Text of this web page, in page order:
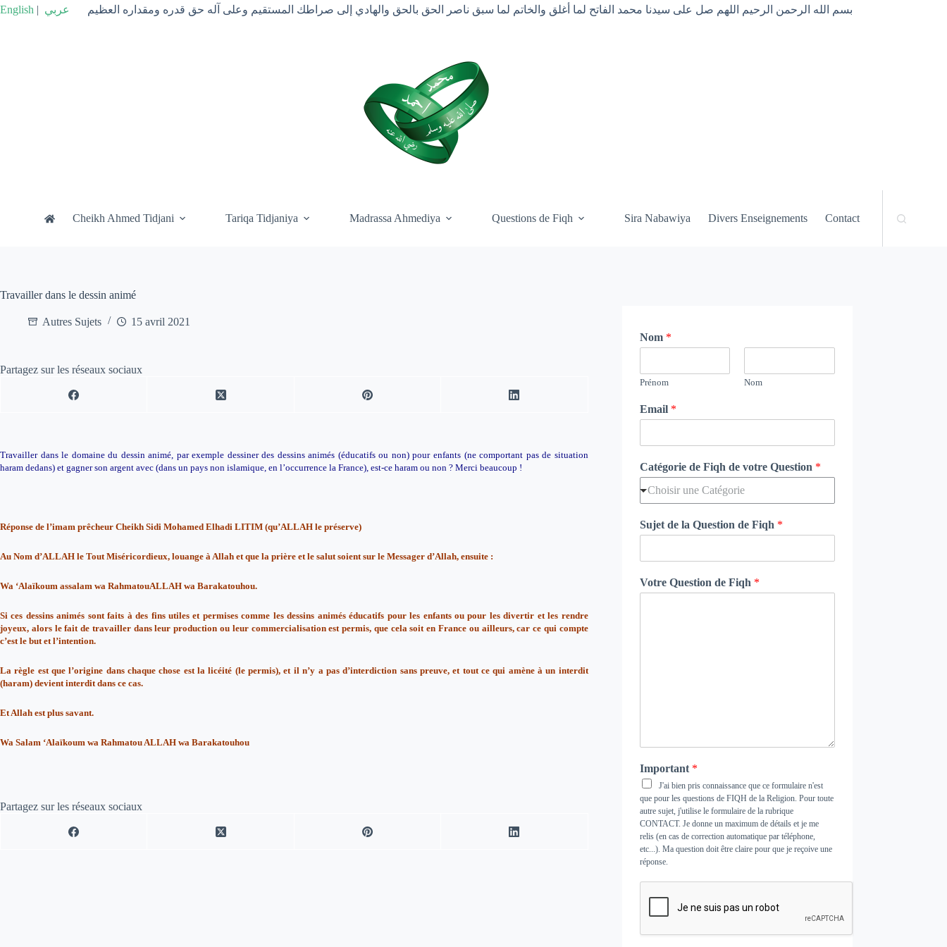
Passer
English | عربي بسم الله الرحمن الرحيم اللهم صل على سيدنا محمد الفاتح لما أغلق والخاتم لما سبق ناصر الحق بالحق والهادي إلى صراطك المستقيم وعلى آله حق قدره ومقداره العظيم
Cheikh Ahmed Tidjani Tariqa Tidjaniya Madrassa Ahmediya Questions de Fiqh Sira Nabawiya Divers Enseignements Contact
Travailler dans le dessin animé
Autres Sujets 15 avril 2021
Partagez sur les réseaux sociaux
Travailler dans le domaine du dessin animé, par exemple dessiner des dessins animés (éducatifs ou non) pour enfants (ne comportant pas de situation
haram dedans) et gagner son argent avec (dans un pays non islamique, en l’occurrence la France), est-ce haram ou non ? Merci beaucoup !
Réponse de l’imam prêcheur Cheikh Sidi Mohamed Elhadi LITIM (qu’ALLAH le préserve)
Au Nom d’ALLAH le Tout Miséricordieux, louange à Allah et que la prière et le salut soient sur le Messager d’Allah, ensuite :
Wa ‘Alaïkoum assalam wa RahmatouALLAH wa Barakatouhou.
Si ces dessins animés sont faits à des fins utiles et permises comme les dessins animés éducatifs pour les enfants ou pour les divertir et les rendre
joyeux, alors le fait de travailler dans leur production ou leur commercialisation est permis, que cela soit en France ou ailleurs, car ce qui compte
c’est le but et l’intention.
La règle est que l’origine dans chaque chose est la licéité (le permis), et il n’y a pas d’interdiction sans preuve, et tout ce qui amène à un interdit
(haram) devient interdit dans ce cas.
Et Allah est plus savant.
Wa Salam ‘Alaïkoum wa Rahmatou ALLAH wa Barakatouhou
Partagez sur les réseaux sociaux
Nom *
Prénom Nom
Email *
Catégorie de Fiqh de votre Question *
Choisir une Catégorie
Sujet de la Question de Fiqh *
Votre Question de Fiqh *
Important *
J'ai bien pris connaissance que ce formulaire n'est
que pour les questions de FIQH de la Religion. Pour toute
autre sujet, j'utilise le formulaire de la rubrique
CONTACT. Je donne un maximum de détails et je me
relis (en cas de correction automatique par téléphone,
etc...). Ma question doit être claire pour que je reçoive une
réponse.